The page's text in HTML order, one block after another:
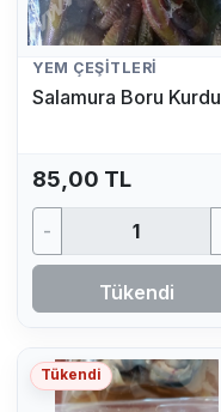
YEM ÇEŞITLERI
Salamura Boru Kurdu
85,00 TL
-
Tükendi
Tükendi